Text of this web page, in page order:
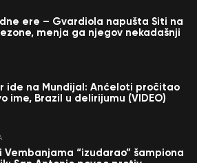
ere – Gvardiola napušta Siti na
menja ga njegov nekadašnji
ide na Mundijal: Anćeloti pročitao
ime, Brazil u delirijumu (VIDEO)
Vembanjama “izudarao” šampiona